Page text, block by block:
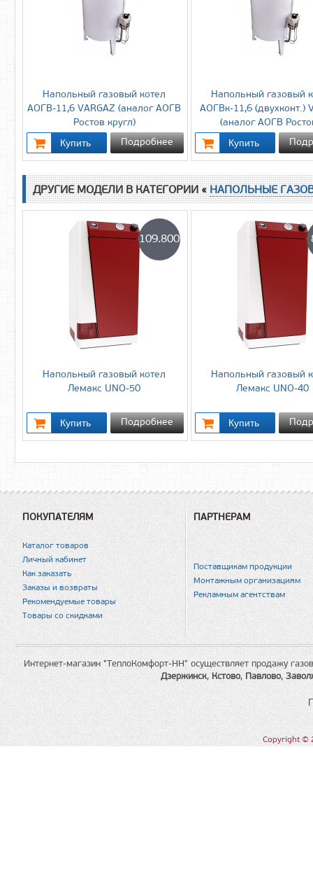
Напольный газовый котел
АОГВ-11,6 VARGAZ (аналог АОГВ
Ростов кругл)
Подробнее
Напольный газовый
АОГВк-11,6 (двухконт.)
(аналог АОГВ
ДРУГИЕ МОДЕЛИ В КАТЕГОРИИ «НАПОЛЬНЫЕ
Напольный газовый котел
Лемакс UNO-50
109.800
Подробнее
Напольный газовый
Лемакс UNO-40
ПОКУПАТЕЛЯМ
Каталог товаров
Личный кабинет
Как заказать
Заказы и возвраты
Рекомендуемые товары
Товары со скидками
ПАРТНЕРАМ
Поставщикам продукции
Монтажным организациям
Рекламным агентствам
Интернет-магазин "ТеплоКомфорт-НН" осуществляет продажу
Дзержинск, Кстово, Павлово,
Copyright ©